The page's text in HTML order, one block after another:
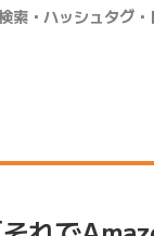
・ハッシュタグ